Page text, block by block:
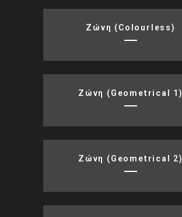
Ζώνη (colourless)
Ζώνη (geometrical 1)
Ζώνη (geometrical 2)